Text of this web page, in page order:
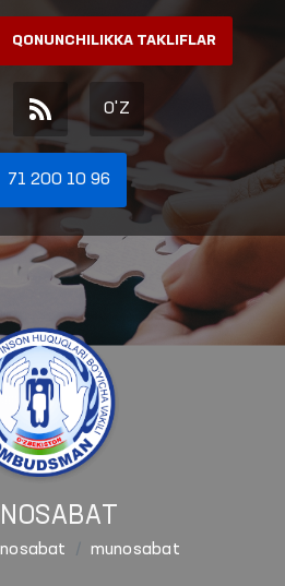
QONUNCHILIKKA TAKLIFLAR
O'Z
71 200 10 96
munosabat